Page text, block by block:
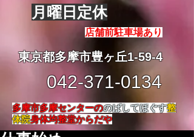
月曜日定休
店舗前駐車場あり
東京都多摩市豊ヶ丘1-59-4
042-371-0134
多摩市多摩センターののばしてほぐす整
体院身体均整堂からだや